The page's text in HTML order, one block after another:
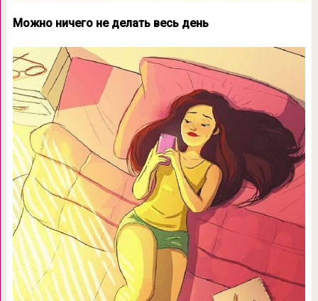
Можно ничего не делать весь день